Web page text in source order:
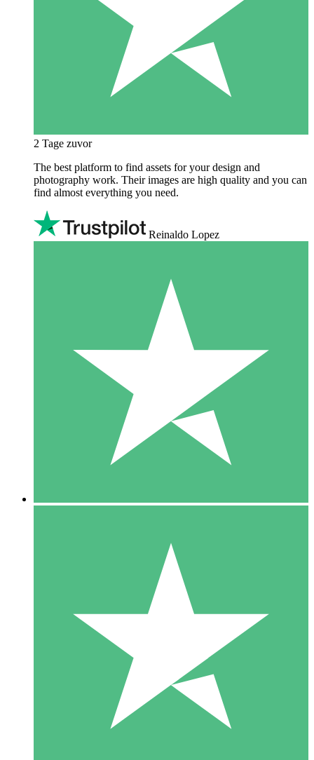
2 Tage zuvor
The best platform to find assets for your design and
photography work. Their images are high quality and you can
find almost everything you need.
Reinaldo Lopez